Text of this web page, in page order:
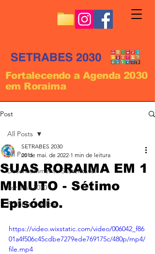
Fortalecendo a Agenda 2030
em Roraima
Post
All Posts
Desenvolvimento Sustentável
Roraima 2030
Políticas Públicas
All Posts
SUAS RORAIMA EM 1
MINUTO - Sétimo
Episódio.
SETRABES 2030
20 de mai. de 2022 1 min de leitura
https://video.wixstatic.com/video/006042_f86
01a4f506c45cdbe7279ede769175c/480p/mp4/
file.mp4